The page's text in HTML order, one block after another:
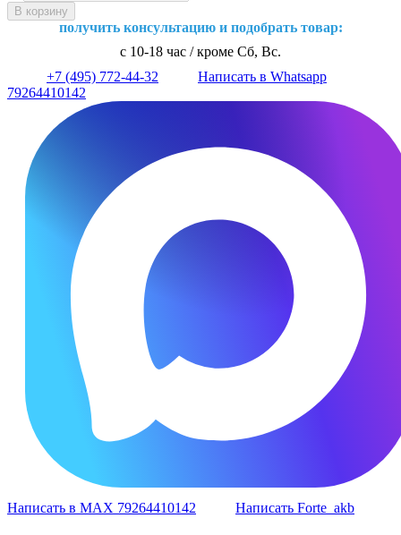
В корзину
получить консультацию и подобрать товар:
с 10-18 час / кроме Сб, Вс.
+7 (495) 772-44-32
Написать в Whatsapp
79264410142
Написать в MAX 79264410142 Написать Forte_akb